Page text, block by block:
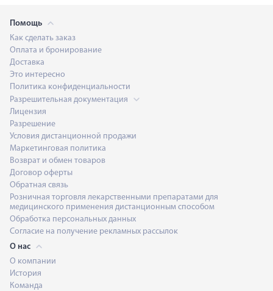
Помощь
Как сделать заказ
Оплата и бронирование
Доставка
Это интересно
Политика конфиденциальности
Разрешительная документация
Лицензия
Разрешение
Условия дистанционной продажи
Маркетинговая политика
Возврат и обмен товаров
Договор оферты
Обратная связь
Розничная торговля лекарственными препаратами для
медицинского применения дистанционным способом
Обработка персональных данных
Согласие на получение рекламных рассылок
О нас
О компании
История
Команда